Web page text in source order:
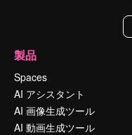
製品
Spaces
AI アシスタント
AI 画像生成ツール
AI 動画生成ツール